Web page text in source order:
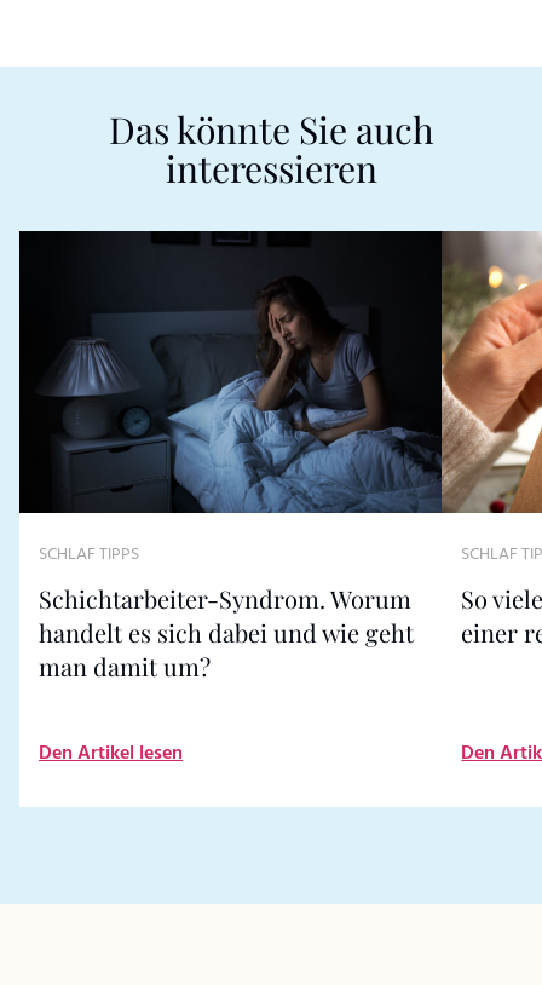
Das könnte Sie auch
interessieren
SCHLAF TIPPS
Schichtarbeiter-Syndrom. Worum
handelt es sich dabei und wie geht
man damit um?
Den Artikel lesen
SCHLAF
So
einer
Den